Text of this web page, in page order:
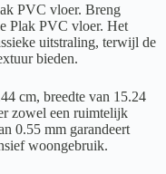
PVC vloer. Breng
Plak PVC vloer. Het
uitstraling, terwijl de
bieden.
cm, breedte van 15.24
zowel een ruimtelijk
0.55 mm garandeert
woongebruik.